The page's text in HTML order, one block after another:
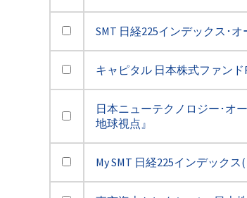
SMT 日経225インデックス･オ
キャピタル 日本株式ファンド
日本ニューテクノロジー･オ
地球視点』
My SMT 日経225インデック